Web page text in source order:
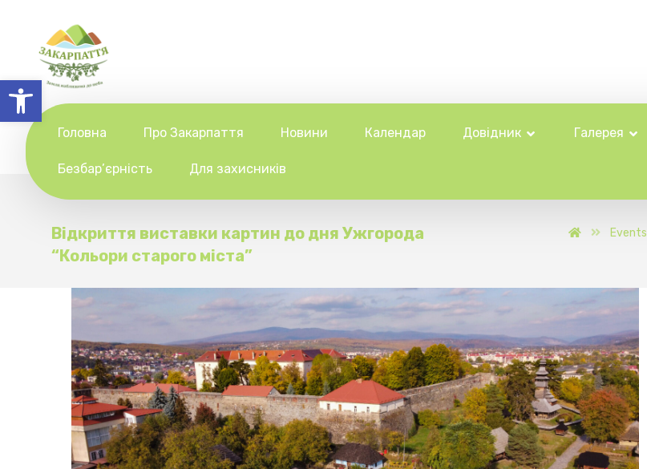
Відкрити Панель інструментів
Головна Про Закарпаття Новини Календар Довідник Галерея
Безбар’єрність Для захисників
Відкриття виставки картин до дня Ужгорода
“Кольори старого міста”
Events